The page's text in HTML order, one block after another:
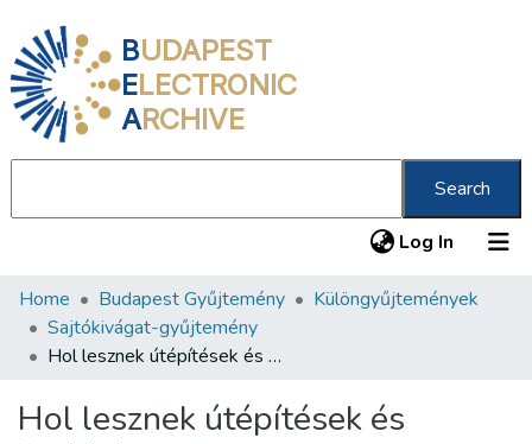
BUDAPEST
ELECTRONIC
ARCHIVE
Search
Log In (current)
Communities & Collections
All of DSpace
Home Budapest Gyűjtemény
Különgyűjtemények
Sajtókivágat-gyűjtemény
Hol lesznek útépítések és felújítások Budapesten a következő években?
Hol lesznek útépítések és